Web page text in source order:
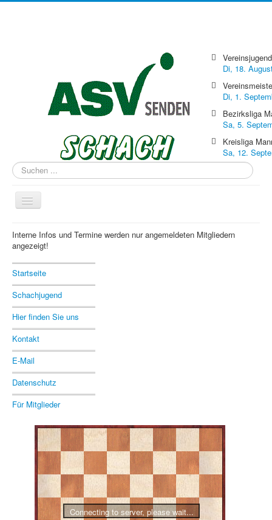
Di, 18.
Di, 1.
Bezirksliga
Sa, 5.
Kreisliga
Sa, 12.
Suchen
...
Navigation
an/aus
Aktuelle Seite: Startseite
Interne Infos und Termine werden nur angemeldeten Mitgliedern
angezeigt!
Startseite
Schachjugend
Hier finden Sie uns
Kontakt
E-Mail
Datenschutz
Für Mitglieder